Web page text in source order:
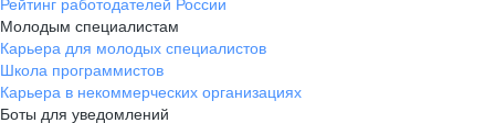
Молодым специалистам
Карьера для молодых специалистов
Школа программистов
Карьера в некоммерческих организациях
Боты для уведомлений